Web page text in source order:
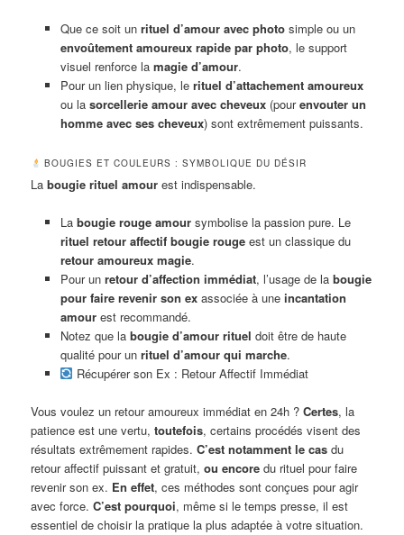
Que ce soit un rituel d’amour avec photosimple ou un
envoûtement amoureux rapide par photo, le support
visuel renforce la magie d’amour.
Pour un lien physique, le rituel d’attachement amoureux
ou la sorcellerie amour avec cheveux(pourenvouter un
homme avec ses cheveux) sont extrêmement puissants.
BOUGIES ET COULEURS : SYMBOLIQUE DU DÉSIR
Labougie rituel amour est indispensable.
La bougie rouge amoursymbolise la passion pure. Le
rituel retour affectif bougie rougeest un classique du
retour amoureux magie.
Pour un retour d’affection immédiat, l’usage de la bougie
pour faire revenir son exassociée à une incantation
amourest recommandé.
Notez que la bougie d’amour rituel doit être de haute
qualité pour un rituel d’amour qui marche.
Récupérer son Ex : Retour Affectif Immédiat
Vous voulez un retour amoureux immédiat en 24h ?Certes, la
patience est une vertu,toutefois, certains procédés visent des
résultats extrêmement rapides.C’est notamment le cas du
retour affectif puissant et gratuit,ou encore du rituel pour faire
revenir son ex. En effet, ces méthodes sont conçues pour agir
avec force.C’est pourquoi, même si le temps presse, il est
essentiel de choisir la pratique la plus adaptée à votre situation.